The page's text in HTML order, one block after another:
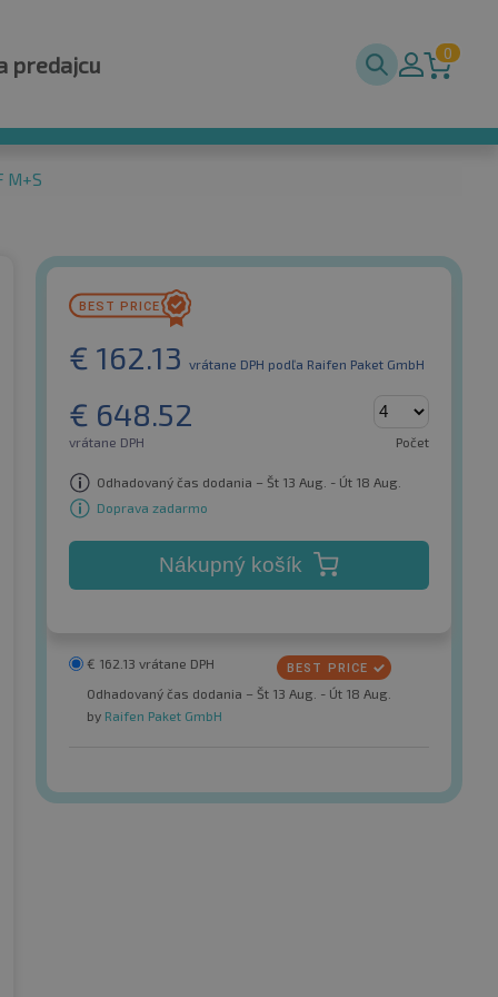
predajcu 0
M+S
€ 162.13 vrátane DPH podľa Raifen Paket GmbH
€ 648.52
vrátane DPH Počet
Odhadovaný čas dodania – Št 13 Aug. - Út 18 Aug.
Doprava zadarmo
Nákupný košík
€ 162.13 vrátane DPH
Odhadovaný čas dodania – Št 13 Aug. - Út 18 Aug.
by Raifen Paket GmbH